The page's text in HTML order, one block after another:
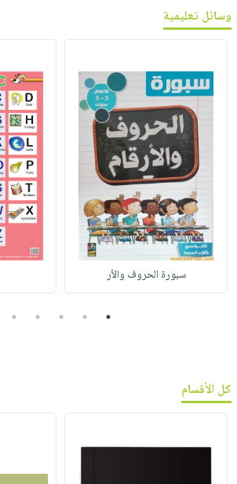
وسائل تعليمية
سبورة الحروف والأر
1
2
3
4
5
كل الأقسام